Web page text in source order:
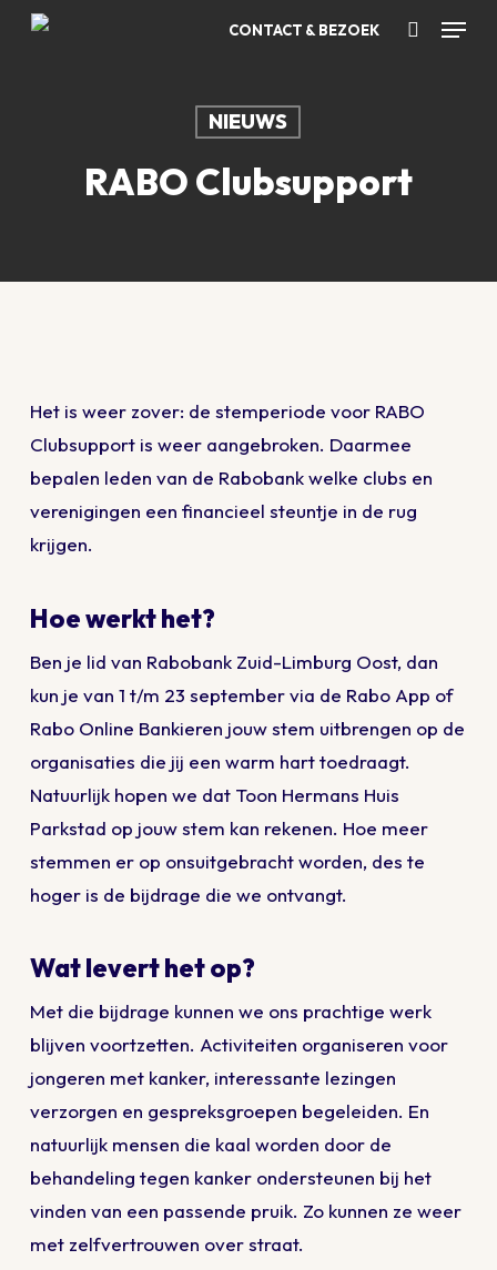
Skip
CONTACT & BEZOEK Menu
NIEUWS
RABO Clubsupport
Het is weer zover: de stemperiode voor RABO
Clubsupport is weer aangebroken. Daarmee
bepalen leden van de Rabobank welke clubs en
verenigingen een financieel steuntje in de rug
krijgen.
Hoe werkt het?
Ben je lid van Rabobank Zuid-Limburg Oost, dan
kun je van 1 t/m 23 september via de Rabo App of
Rabo Online Bankieren jouw stem uitbrengen op de
organisaties die jij een warm hart toedraagt.
Natuurlijk hopen we dat Toon Hermans Huis
Parkstad op jouw stem kan rekenen. Hoe meer
stemmen er op onsuitgebracht worden, des te
hoger is de bijdrage die we ontvangt.
Wat levert het op?
Met die bijdrage kunnen we ons prachtige werk
blijven voortzetten. Activiteiten organiseren voor
jongeren met kanker, interessante lezingen
verzorgen en gespreksgroepen begeleiden. En
natuurlijk mensen die kaal worden door de
behandeling tegen kanker ondersteunen bij het
vinden van een passende pruik. Zo kunnen ze weer
met zelfvertrouwen over straat.